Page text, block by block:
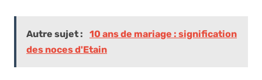
Autre sujet :
10 ans de mariage : signification
des noces d'Etain